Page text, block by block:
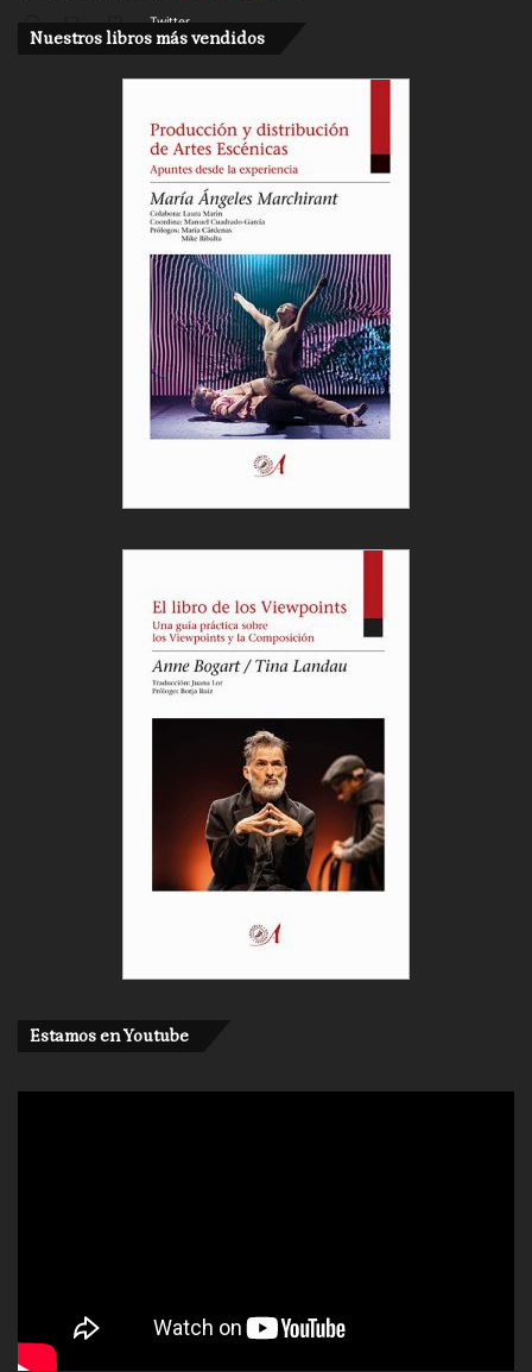
Twitter
Cargar más
Nuestros libros más vendidos
Estamos en Youtube